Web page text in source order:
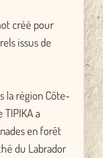
créé pour
issus de
la région Côte-
a
en forêt
du Labrador